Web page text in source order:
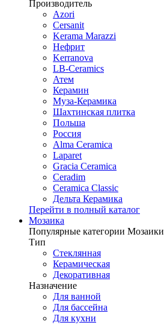
Производитель
Azori
Cersanit
Kerama Marazzi
Нефрит
Kerranova
LB-Ceramics
Атем
Керамин
Муза-Керамика
Шахтинская плитка
Польша
Россия
Alma Ceramica
Laparet
Gracia Ceramica
Ceradim
Ceramica Classic
Дельта Керамика
Перейти в полный каталог
Мозаика
Популярные категории Мозаики
Тип
Стеклянная
Керамическая
Декоративная
Назначение
Для ванной
Для бассейна
Для кухни